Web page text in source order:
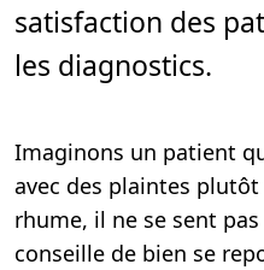
i
n
satisfaction des
les diagnostics.
Imaginons un patient
avec des plaintes
rhume, il ne se sent
conseille de bien se